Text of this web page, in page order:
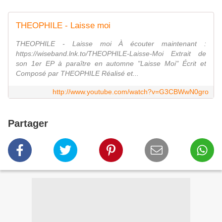
THEOPHILE - Laisse moi
THEOPHILE - Laisse moi À écouter maintenant :
https://wiseband.lnk.to/THEOPHILE-Laisse-Moi Extrait de
son 1er EP à paraître en automne "Laisse Moi" Écrit et
Composé par THEOPHILE Réalisé et...
http://www.youtube.com/watch?v=G3CBWwN0gro
Partager